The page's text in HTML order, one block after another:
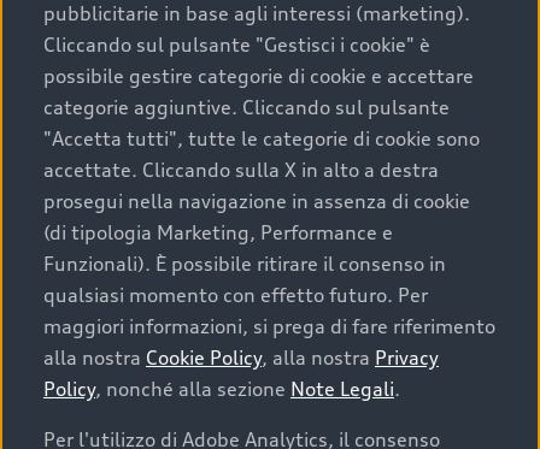
pubblicitarie in base agli interessi (marketing).
Cliccando sul pulsante "Gestisci i cookie" è
possibile gestire categorie di cookie e accettare
categorie aggiuntive. Cliccando sul pulsante
"Accetta tutti", tutte le categorie di cookie sono
accettate. Cliccando sulla X in alto a destra
prosegui nella navigazione in assenza di cookie
(di tipologia Marketing, Performance e
Funzionali). È possibile ritirare il consenso in
qualsiasi momento con effetto futuro. Per
maggiori informazioni, si prega di fare riferimento
alla nostra Cookie Policy, alla nostra Privacy
Policy, nonché alla sezione Note Legali.
Per l'utilizzo di Adobe Analytics, il consenso
Scegliere un’auto usata è una decisione che coniuga
convenienza, affidabilità e sostenibilità. Per fare un
acquisto sicuro, è essenziale considerare aspetti
determinanti come la garanzia inclusa e l’affidabilità del
marchio. Audi offre l’auto usata perfetta tramite Audi
Prima Scelta :plus
Cosa sapere prima di
acquistare la tua prossima
auto